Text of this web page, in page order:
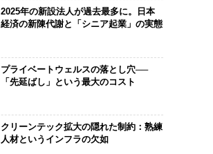
2025年の新設法人が過去最多に。日本
経済の新陳代謝と「シニア起業」の実態
プライベートウェルスの落とし穴──
「先延ばし」という最大のコスト
クリーンテック拡大の隠れた制約：熟練
人材というインフラの欠如